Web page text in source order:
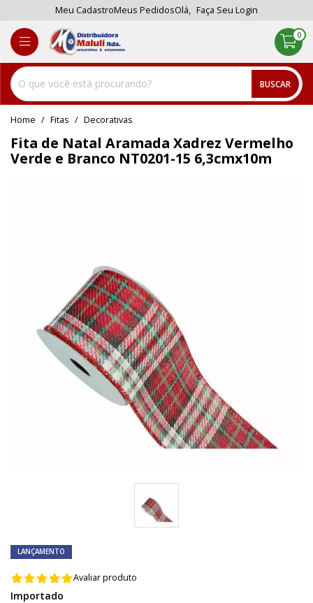
Meu CadastroMeus PedidosOlá, Faça Seu Login
BUSCAR
0
home Fitas decorativas
Fita de Natal Aramada Xadrez Vermelho
Verde e Branco NT0201-15 6,3cmx10m
LANÇAMENTO
Avaliar produto
Importado